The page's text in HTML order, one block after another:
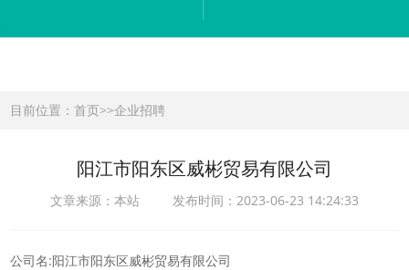
目前位置：首页>>企业招聘
阳江市阳东区威彬贸易有限公司
文章来源：本站 发布时间：2023-06-23 14:24:33
公司名:阳江市阳东区威彬贸易有限公司